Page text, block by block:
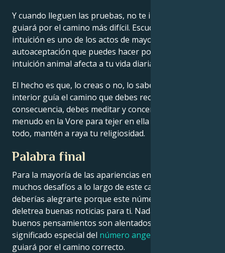
Y cuando lleguen las pruebas, no te inquietes; Él te
guiará por el camino más difícil. Escuchar a tu
intuición es uno de los actos de mayor
autoaceptación que puedes hacer por ti mismo. Tu
intuición animal afecta a tu vida diaria.
El hecho es que, lo creas o no, lo sabes y tu sabiduría
interior guía el camino que debes recorrer. En
consecuencia, debes meditar y concentrarte a
menudo en la Vore para tejer en ella tu huella. Sobre
todo, mantén a raya tu religiosidad.
Palabra final
Para la mayoría de las apariencias en tu vida habrá
muchos desafíos a lo largo de este camino, pero
deberías alegrarte porque este número angelical
deletrea buenas noticias para ti. Nada más que
buenos pensamientos son alentados por el
significado especial del número angelical 0303
guiará por el camino correcto.